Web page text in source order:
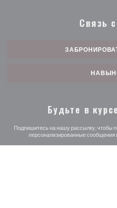
Связь
Будьте в
Подпишитесь на нашу рассылку, чтобы
персонализированные сообщения